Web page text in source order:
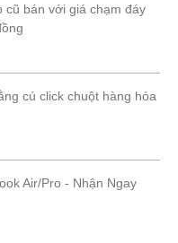
cũ bán với giá chạm đáy
cú click chuột hàng hóa
Air/Pro - Nhận Ngay